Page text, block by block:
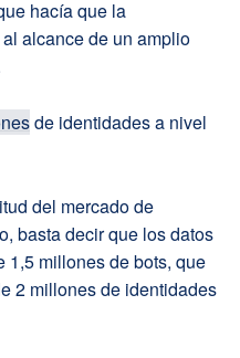
hacía que la
alcance de un amplio
de identidades a nivel
del mercado de
basta decir que los datos
1,5 millones de bots, que
2 millones de identidades